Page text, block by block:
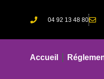
04 92 13 48 80
Accueil